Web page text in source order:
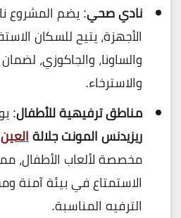
نادي صحي: يضم المشروع
الأجهزة، يتيح للسكان
والساونا، والجاكوزي،
والاسترخاء.
مناطق ترفيهية للأطفال:
ريزيدنس المونت جلالة
مخصصة لألعاب الأطفال،
الاستمتاع في بيئة آمنة
الترفيه المناسبة.